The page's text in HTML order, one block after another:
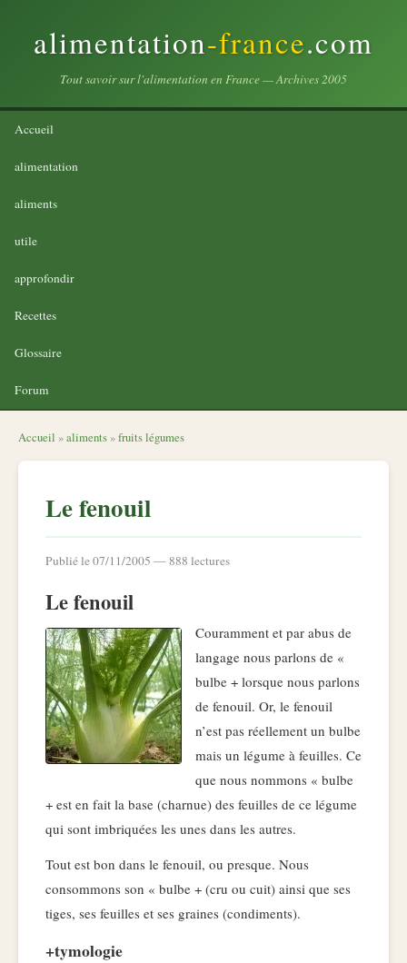
alimentation-france.com
Tout savoir sur l'alimentation en France — Archives 2005
Accueil
alimentation
aliments
utile
approfondir
Recettes
Glossaire
Forum
Accueil »aliments »fruits légumes
Le fenouil
Publié le 07/11/2005 — 888 lectures
Le fenouil
Couramment et par abus de
langage nous parlons de «
bulbe + lorsque nous parlons
de fenouil. Or, le fenouil
n’est pas réellement un bulbe
mais un légume à feuilles. Ce
que nous nommons « bulbe
+ est en fait la base (charnue) des feuilles de ce légume
qui sont imbriquées les unes dans les autres.
Tout est bon dans le fenouil, ou presque. Nous
consommons son « bulbe + (cru ou cuit) ainsi que ses
tiges, ses feuilles et ses graines (condiments).
+tymologie